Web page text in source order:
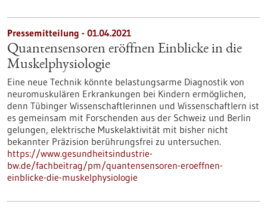
Pressemitteilung - 01.04.2021
Quantensensoren eröffnen Einblicke in die
Muskelphysiologie
Eine neue Technik könnte belastungsarme Diagnostik von
neuromuskulären Erkrankungen bei Kindern ermöglichen,
denn Tübinger Wissenschaftlerinnen und Wissenschaftlern ist
es gemeinsam mit Forschenden aus der Schweiz und Berlin
gelungen, elektrische Muskelaktivität mit bisher nicht
bekannter Präzision berührungsfrei zu untersuchen.
https://www.gesundheitsindustrie-
bw.de/fachbeitrag/pm/quantensensoren-eroeffnen-
einblicke-die-muskelphysiologie